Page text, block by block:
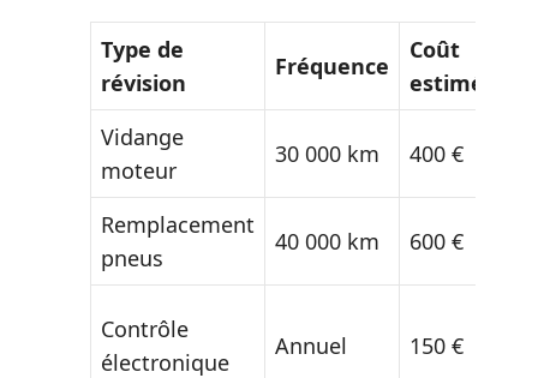
Type de
révision
Fréquence
Coût
estimé
Vidange
moteur
30 000 km 400 €
Remplacement
pneus
40 000 km 600 €
Contrôle
électronique
Annuel 150 €